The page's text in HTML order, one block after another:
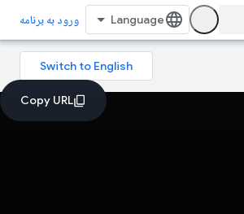
ورود به برنامه